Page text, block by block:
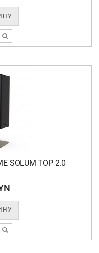
SOLUM TOP 2.0